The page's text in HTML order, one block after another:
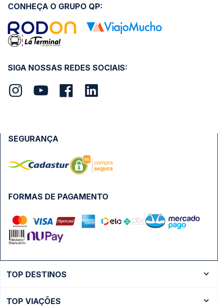
SIGA NOSSAS REDES SOCIAIS:
CONHEÇA O GRUPO QP:
FORMAS DE PAGAMENTO
SEGURANÇA
TOP DESTINOS
TOP VIAÇÕES